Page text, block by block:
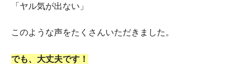
「ヤル気が出ない」
このような声をたくさんいただきました。
でも、大丈夫です！